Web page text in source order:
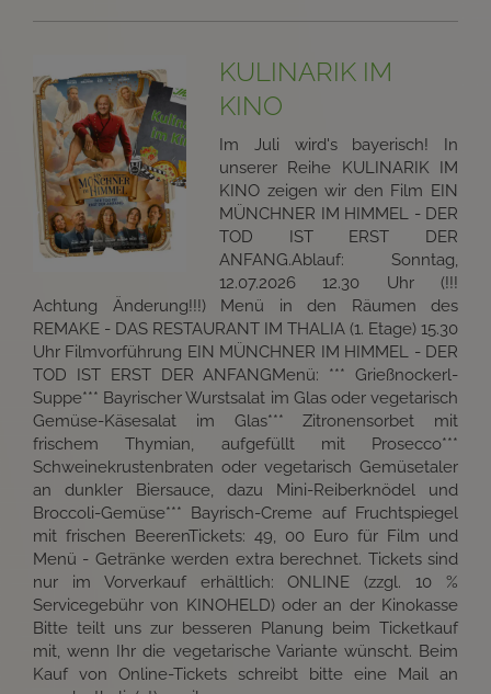
KULINARIK IM
KINO
Im Juli wird's bayerisch! In
unserer Reihe KULINARIK IM
KINO zeigen wir den Film EIN
MÜNCHNER IM HIMMEL - DER
TOD IST ERST DER
ANFANG.Ablauf: Sonntag,
12.07.2026 12.30 Uhr (!!!
Achtung Änderung!!!) Menü in den Räumen des
REMAKE - DAS RESTAURANT IM THALIA (1. Etage) 15.30
Uhr Filmvorführung EIN MÜNCHNER IM HIMMEL - DER
TOD IST ERST DER ANFANGMenü: *** Grießnockerl-
Suppe*** Bayrischer Wurstsalat im Glas oder vegetarisch
Gemüse-Käsesalat im Glas*** Zitronensorbet mit
frischem Thymian, aufgefüllt mit Prosecco***
Schweinekrustenbraten oder vegetarisch Gemüsetaler
an dunkler Biersauce, dazu Mini-Reiberknödel und
Broccoli-Gemüse*** Bayrisch-Creme auf Fruchtspiegel
mit frischen BeerenTickets: 49, 00 Euro für Film und
Menü - Getränke werden extra berechnet. Tickets sind
nur im Vorverkauf erhältlich: ONLINE (zzgl. 10 %
Servicegebühr von KINOHELD) oder an der Kinokasse
Bitte teilt uns zur besseren Planung beim Ticketkauf
mit, wenn Ihr die vegetarische Variante wünscht. Beim
Kauf von Online-Tickets schreibt bitte eine Mail an